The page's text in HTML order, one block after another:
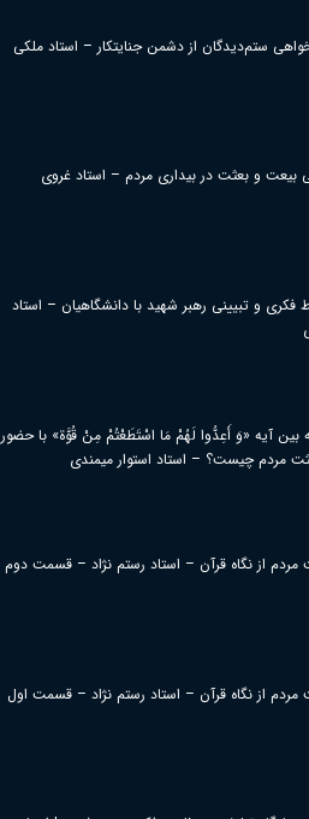
ستم‌دیدگان از دشمن جنایتکار – استاد ملکی
بیعت و بعثت در بیداری مردم – استاد غروی
فکری و تبیینی رهبر شهید با دانشگاهیان – استاد
بین آیه «وَ أَعِدُّوا لَهُمْ مَا اسْتَطَعْتُمْ مِنْ قُوَّة» با حضور
مردم چیست؟ – استاد استوار میمندی
مردم از نگاه قرآن – استاد رستم نژاد – قسمت دوم
مردم از نگاه قرآن – استاد رستم نژاد – قسمت اول